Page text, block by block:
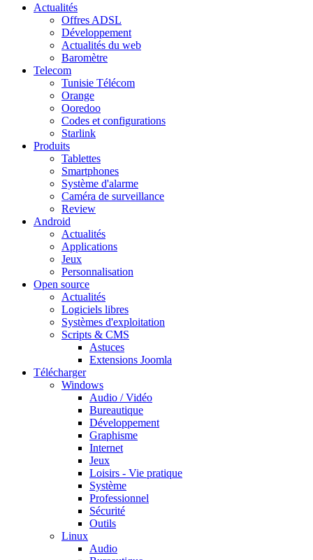
Actualités
Offres ADSL
Développement
Actualités du web
Baromètre
Telecom
Tunisie Télécom
Orange
Ooredoo
Codes et configurations
Starlink
Produits
Tablettes
Smartphones
Système d'alarme
Caméra de surveillance
Review
Android
Actualités
Applications
Jeux
Personnalisation
Open source
Actualités
Logiciels libres
Systèmes d'exploitation
Scripts & CMS
Astuces
Extensions Joomla
Télécharger
Windows
Audio / Vidéo
Bureautique
Développement
Graphisme
Internet
Jeux
Loisirs - Vie pratique
Système
Professionnel
Sécurité
Outils
Linux
Audio